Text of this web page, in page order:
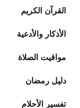
القرآن الكريم
الأذكار والأدعية
مواقيت الصلاة
دليل رمضان
تفسير الأحلام